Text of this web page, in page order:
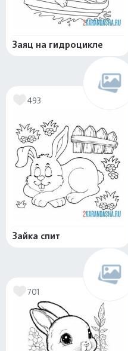
Заяц на гидроцикле
493
Зайка спит
701